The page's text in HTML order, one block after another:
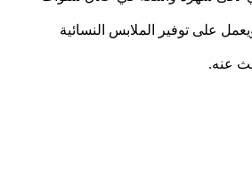
في السعودية كأكثر البلدان التي يتم التسوق بها عالميا كما أن الموقع يضم الكثير من الاقسام التي تعرض الملابس على أحدث موضة متوفرة لعام 2022 ويعمل على توفير الملابس النسائية
عنه.